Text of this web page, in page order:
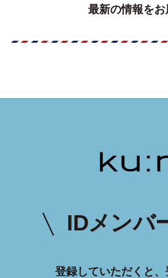
最新の情報を
IDメンバ
登録していただくと、